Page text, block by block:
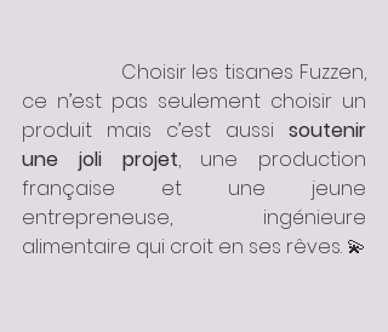
ce n’est pas seulement choisir un
produit mais c’est aussi soutenir
une joli projet, une production
française et une jeune
entrepreneuse, ingénieure
alimentaire qui croit en ses rêves. 💫